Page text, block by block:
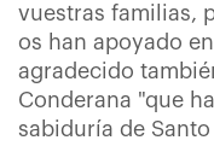
vuestras familias,
os han apoyado
agradecido
Conderana "que
sabiduría de